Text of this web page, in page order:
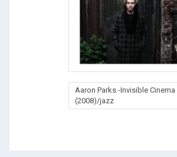
Aaron Parks -Invisible Cinema
(2008)/jazz